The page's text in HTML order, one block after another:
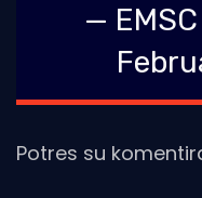
—
Potres su